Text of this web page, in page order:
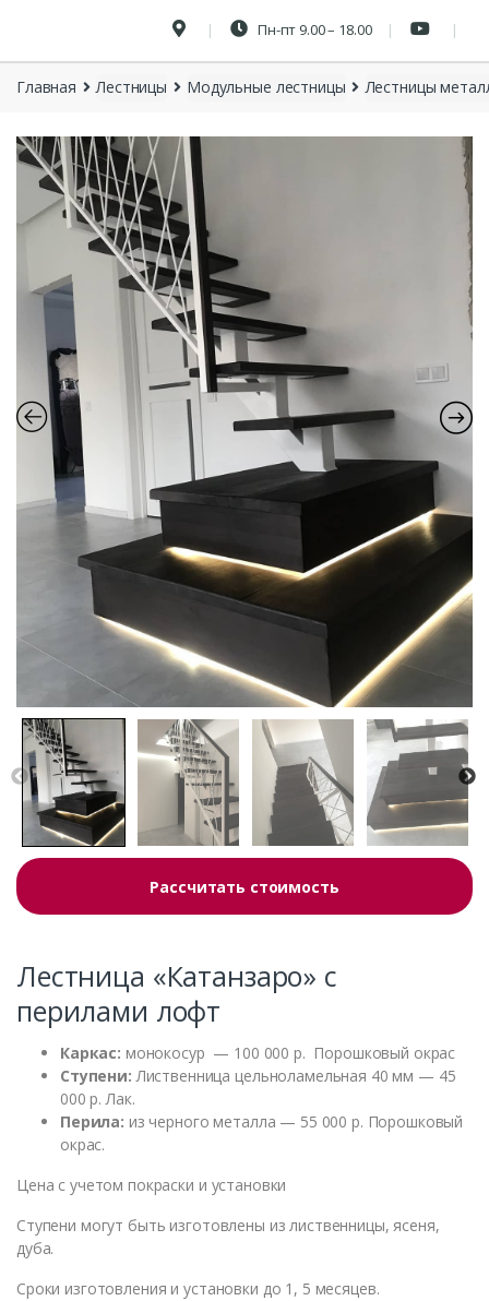
Пн-пт 9.00 – 18.00
Главная Лестницы Модульные лестницы Лестницы
Рассчитать стоимость
Лестница «Катанзаро» с
перилами лофт
Каркас: монокосур — 100 000 р. Порошковый окрас
Ступени: Лиственница цельноламельная 40 мм — 45
000 р. Лак.
Перила: из черного металла — 55 000 р. Порошковый
окрас.
Цена с учетом покраски и установки
Ступени могут быть изготовлены из лиственницы, ясеня,
дуба.
Сроки изготовления и установки до 1, 5 месяцев.